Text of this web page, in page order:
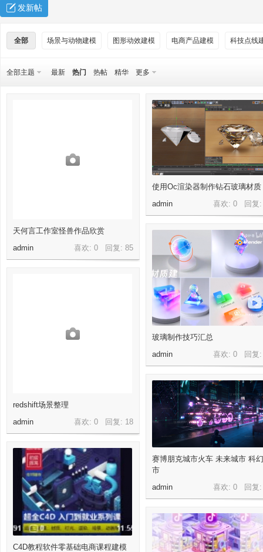
发新帖
全部 场景与动物建模 图形动效建模 电商产品建模 科技点线
全部主题 最新 热门 热帖 精华 更多
天何言工作室怪兽作品欣赏
喜欢: 0 回复: 85
admin
使用Oc渲染器制作钻石玻璃材质
喜欢: 0 回复
admin
玻璃制作技巧汇总
喜欢: 0 回复
admin
redshift场景整理
喜欢: 0 回复: 18
admin
赛博朋克城市火车 未来城市 科
市
喜欢: 0 回复
admin
C4D教程软件零基础电商课程建模